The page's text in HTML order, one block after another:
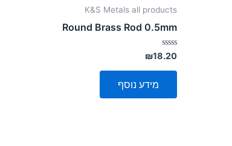
K&S Metals all products
Round Brass Rod 0.5mm
דורג
0
מתוך
₪18.20
מידע נוסף